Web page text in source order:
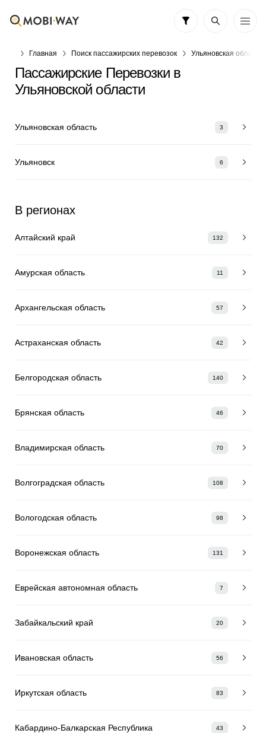
Главная Поиск пассажирских перевозок Ульяновская область
Пассажирские Перевозки в
Ульяновской области
Ульяновская область 3
Ульяновск 6
В регионах
Алтайский край 132
Амурская область 11
Архангельская область 57
Астраханская область 42
Белгородская область 140
Брянская область 46
Владимирская область 70
Волгоградская область 108
Вологодская область 98
Воронежская область 131
Еврейская автономная область 7
Забайкальский край 20
Ивановская область 56
Иркутская область 83
Кабардино-Балкарская Республика 43